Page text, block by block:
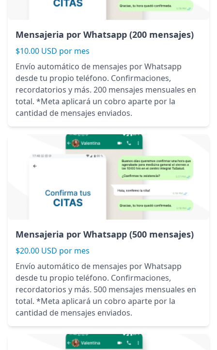
Mensajeria por Whatsapp (200 mensajes)
$10.00 USD por mes
Envío automático de mensajes por Whatsapp
desde tu propio teléfono. Confirmaciones,
recordatorios y más. 200 mensajes mensuales en
total. *Meta aplicará un cobro aparte por la
cantidad de mensajes enviados.
Mensajeria por Whatsapp (500 mensajes)
$20.00 USD por mes
Envío automático de mensajes por Whatsapp
desde tu propio teléfono. Confirmaciones,
recordatorios y más. 500 mensajes mensuales en
total. *Meta aplicará un cobro aparte por la
cantidad de mensajes enviados.